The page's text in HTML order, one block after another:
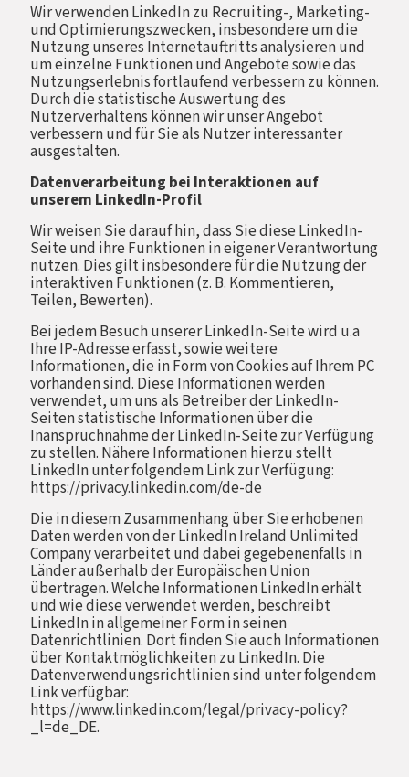
Wir verwenden LinkedIn zu Recruiting-, Marketing-
und Optimierungszwecken, insbesondere um die
Nutzung unseres Internetauftritts analysieren und
um einzelne Funktionen und Angebote sowie das
Nutzungserlebnis fortlaufend verbessern zu können.
Durch die statistische Auswertung des
Nutzerverhaltens können wir unser Angebot
verbessern und für Sie als Nutzer interessanter
ausgestalten.
Datenverarbeitung bei Interaktionen auf
unserem LinkedIn-Profil
Wir weisen Sie darauf hin, dass Sie diese LinkedIn-
Seite und ihre Funktionen in eigener Verantwortung
nutzen. Dies gilt insbesondere für die Nutzung der
interaktiven Funktionen (z. B. Kommentieren,
Teilen, Bewerten).
Bei jedem Besuch unserer LinkedIn-Seite wird u.a
Ihre IP-Adresse erfasst, sowie weitere
Informationen, die in Form von Cookies auf Ihrem PC
vorhanden sind. Diese Informationen werden
verwendet, um uns als Betreiber der LinkedIn-
Seiten statistische Informationen über die
Inanspruchnahme der LinkedIn-Seite zur Verfügung
zu stellen. Nähere Informationen hierzu stellt
LinkedIn unter folgendem Link zur Verfügung:
https://privacy.linkedin.com/de-de
Die in diesem Zusammenhang über Sie erhobenen
Daten werden von der LinkedIn Ireland Unlimited
Company verarbeitet und dabei gegebenenfalls in
Länder außerhalb der Europäischen Union
übertragen. Welche Informationen LinkedIn erhält
und wie diese verwendet werden, beschreibt
LinkedIn in allgemeiner Form in seinen
Datenrichtlinien. Dort finden Sie auch Informationen
über Kontaktmöglichkeiten zu LinkedIn. Die
Datenverwendungsrichtlinien sind unter folgendem
Link verfügbar:
https://www.linkedin.com/legal/privacy-policy?
_l=de_DE.